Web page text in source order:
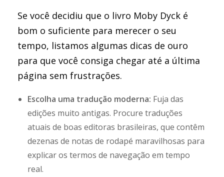
Se você decidiu que o livro Moby Dyck é
bom o suficiente para merecer o seu
tempo, listamos algumas dicas de ouro
para que você consiga chegar até a última
página sem frustrações.
Escolha uma tradução moderna: Fuja das
edições muito antigas. Procure traduções
atuais de boas editoras brasileiras, que contêm
dezenas de notas de rodapé maravilhosas para
explicar os termos de navegação em tempo
real.